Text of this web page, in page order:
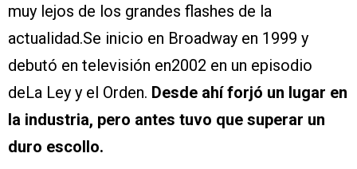
muy lejos de los grandes flashes de la
actualidad.Se inicio en Broadway en 1999 y
debutó en televisión en2002 en un episodio
deLa Ley y el Orden. Desde ahí forjó un lugar en
la industria, pero antes tuvo que superar un
duro escollo.